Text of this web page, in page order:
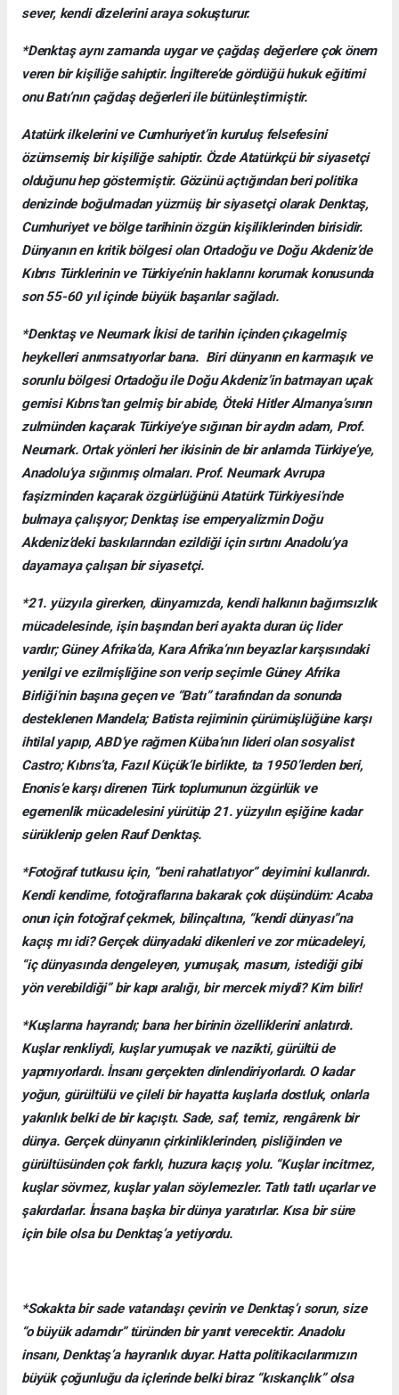
sever, kendi dizelerini araya sokuşturur.
*Denktaş aynı zamanda uygar ve çağdaş değerlere çok önem
veren bir kişiliğe sahiptir. İngiltere’de gördüğü hukuk eğitimi
onu Batı’nın çağdaş değerleri ile bütünleştirmiştir.
Atatürk ilkelerini ve Cumhuriyet’in kuruluş felsefesini
özümsemiş bir kişiliğe sahiptir. Özde Atatürkçü bir siyasetçi
olduğunu hep göstermiştir. Gözünü açtığından beri politika
denizinde boğulmadan yüzmüş bir siyasetçi olarak Denktaş,
Cumhuriyet ve bölge tarihinin özgün kişiliklerinden birisidir.
Dünyanın en kritik bölgesi olan Ortadoğu ve Doğu Akdeniz’de
Kıbrıs Türklerinin ve Türkiye’nin haklarını korumak konusunda
son 55-60 yıl içinde büyük başarılar sağladı.
*Denktaş ve Neumark İkisi de tarihin içinden çıkagelmiş
heykelleri anımsatıyorlar bana. Biri dünyanın en karmaşık ve
sorunlu bölgesi Ortadoğu ile Doğu Akdeniz’in batmayan uçak
gemisi Kıbrıs’tan gelmiş bir abide, Öteki Hitler Almanya’sının
zulmünden kaçarak Türkiye’ye sığınan bir aydın adam, Prof.
Neumark. Ortak yönleri her ikisinin de bir anlamda Türkiye’ye,
Anadolu’ya sığınmış olmaları. Prof. Neumark Avrupa
faşizminden kaçarak özgürlüğünü Atatürk Türkiyesi’nde
bulmaya çalışıyor; Denktaş ise emperyalizmin Doğu
Akdeniz’deki baskılarından ezildiği için sırtını Anadolu’ya
dayamaya çalışan bir siyasetçi.
*21. yüzyıla girerken, dünyamızda, kendi halkının bağımsızlık
mücadelesinde, işin başından beri ayakta duran üç lider
vardır; Güney Afrika’da, Kara Afrika’nın beyazlar karşısındaki
yenilgi ve ezilmişliğine son verip seçimle Güney Afrika
Birliği’nin başına geçen ve “Batı” tarafından da sonunda
desteklenen Mandela; Batista rejiminin çürümüşlüğüne karşı
ihtilal yapıp, ABD’ye rağmen Küba’nın lideri olan sosyalist
Castro; Kıbrıs’ta, Fazıl Küçük’le birlikte, ta 1950’lerden beri,
Enonis’e karşı direnen Türk toplumunun özgürlük ve
egemenlik mücadelesini yürütüp 21. yüzyılın eşiğine kadar
sürüklenip gelen Rauf Denktaş.
*Fotoğraf tutkusu için, “beni rahatlatıyor” deyimini kullanırdı.
Kendi kendime, fotoğraflarına bakarak çok düşündüm: Acaba
onun için fotoğraf çekmek, bilinçaltına, “kendi dünyası”na
kaçış mı idi? Gerçek dünyadaki dikenleri ve zor mücadeleyi,
“iç dünyasında dengeleyen, yumuşak, masum, istediği gibi
yön verebildiği” bir kapı aralığı, bir mercek miydi? Kim bilir!
*Kuşlarına hayrandı; bana her birinin özelliklerini anlatırdı.
Kuşlar renkliydi, kuşlar yumuşak ve nazikti, gürültü de
yapmıyorlardı. İnsanı gerçekten dinlendiriyorlardı. O kadar
yoğun, gürültülü ve çileli bir hayatta kuşlarla dostluk, onlarla
yakınlık belki de bir kaçıştı. Sade, saf, temiz, rengârenk bir
dünya. Gerçek dünyanın çirkinliklerinden, pisliğinden ve
gürültüsünden çok farklı, huzura kaçış yolu. “Kuşlar incitmez,
kuşlar sövmez, kuşlar yalan söylemezler. Tatlı tatlı uçarlar ve
şakırdarlar. İnsana başka bir dünya yaratırlar. Kısa bir süre
için bile olsa bu Denktaş’a yetiyordu.
*Sokakta bir sade vatandaşı çevirin ve Denktaş’ı sorun, size
“o büyük adamdır” türünden bir yanıt verecektir. Anadolu
insanı, Denktaş’a hayranlık duyar. Hatta politikacılarımızın
büyük çoğunluğu da içlerinde belki biraz “kıskançlık” olsa